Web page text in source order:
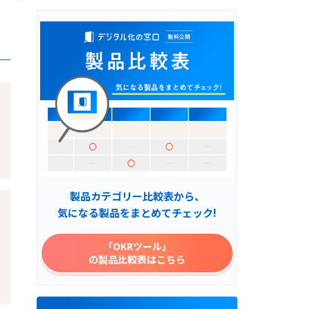
製品カテゴリー比較表から、
気になる製品をまとめてチェック!
「OKRツール」
の製品比較表はこちら